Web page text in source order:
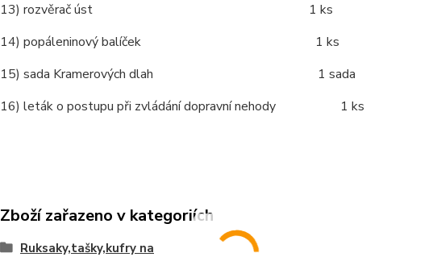
13) rozvěrač úst 1 ks
14) popáleninový balíček 1 ks
15) sada Kramerových dlah 1 sada
16) leták o postupu při zvládání dopravní nehody 1 ks
Zboží zařazeno v kategoriích
Ruksaky,tašky,kufry na